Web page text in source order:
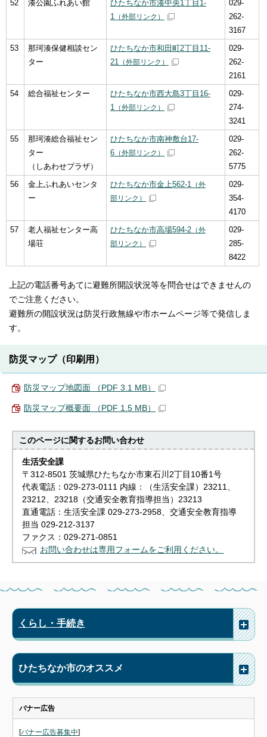
52 湊公園ふれあい館
ひたちなか市湊中央1丁目1-
1
（外部リンク）
029-
262-
3167
53
那珂湊保健相談セン
ター
ひたちなか市和田町2丁目11-
21
（外部リンク）
029-
262-
2161
54
総合福祉センター
ひたちなか市西大島3丁目16-
1
（外部リンク）
029-
274-
3241
55
那珂湊総合福祉セン
ター
（しあわせプラザ）
ひたちなか市南神敷台17-
6 （外部リンク）
029-
262-
5775
56
金上ふれあいセンタ
ー
ひたちなか市金上562-1
（外
部リンク）
029-
354-
4170
57
老人福祉センター高
場荘
ひたちなか市高場594-2 （外
部リンク）
029-
285-
8422
上記の電話番号あてに避難所開設状況等を問合せはできませんの
でご注意ください。
避難所の開設状況は防災行政無線や市ホームページ等で発信しま
す。
防災マップ（印刷用）
防災マップ地図面 （PDF 3.1 MB）
防災マップ概要面 （PDF 1.5 MB）
このページに関するお問い合わせ
生活安全課
〒312-8501 茨城県ひたちなか市東石川2丁目10番1号
代表電話：029-273-0111 内線：（生活安全課）23211、
23212、23218（交通安全教育指導担当）23213
直通電話：生活安全課 029-273-2958、交通安全教育指導
担当 029-212-3137
ファクス：029-271-0851
お問い合わせは専用フォームをご利用ください。
くらし・手続き
ひたちなか市のオススメ
バナー広告
[バナー広告募集中]